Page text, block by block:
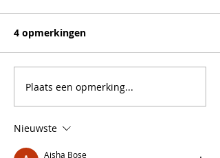
4 opmerkingen
Plaats een opmerking...
Nieuwste
Aisha Bose